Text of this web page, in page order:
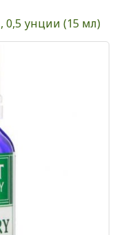
0,5 унции (15 мл)